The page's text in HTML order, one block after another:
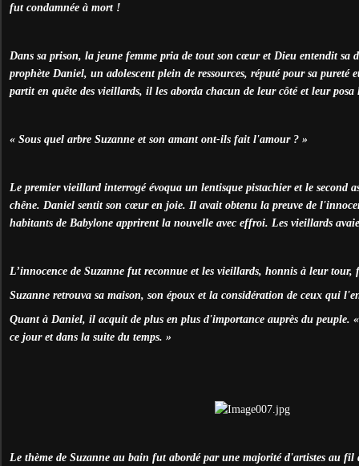
fut condamnée à mort !
Dans sa prison, la jeune femme pria de tout son cœur et Dieu entendit sa
prophète Daniel, un adolescent plein de ressources, réputé pour sa pureté
partit en quête des vieillards, il les aborda chacun de leur côté et leur
« Sous quel arbre Suzanne et son amant ont-ils fait l'amour ? »
Le premier vieillard interrogé évoqua un lentisque pistachier et le second
chêne. Daniel sentit son cœur en joie. Il avait obtenu la preuve de
habitants de Babylone apprirent la nouvelle avec effroi. Les vieillards
L’innocence de Suzanne fut reconnue et les vieillards, honnis à leur
Suzanne retrouva sa maison, son époux et la considération de ceux qui
Quant à Daniel, il acquit de plus en plus d'importance auprès du peuple.
ce jour et dans la suite du temps. »
Le thème de Suzanne au bain fut abordé par une majorité d'artistes au fil